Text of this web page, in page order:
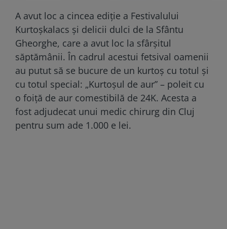
A avut loc a cincea ediție a Festivalului
Kurtoșkalacs și delicii dulci de la Sfântu
Gheorghe, care a avut loc la sfârșitul
săptămânii. În cadrul acestui fetsival oamenii
au putut să se bucure de un kurtoș cu totul și
cu totul special: „Kurtoșul de aur” – poleit cu
o foiță de aur comestibilă de 24K. Acesta a
fost adjudecat unui medic chirurg din Cluj
pentru sum ade 1.000 e lei.